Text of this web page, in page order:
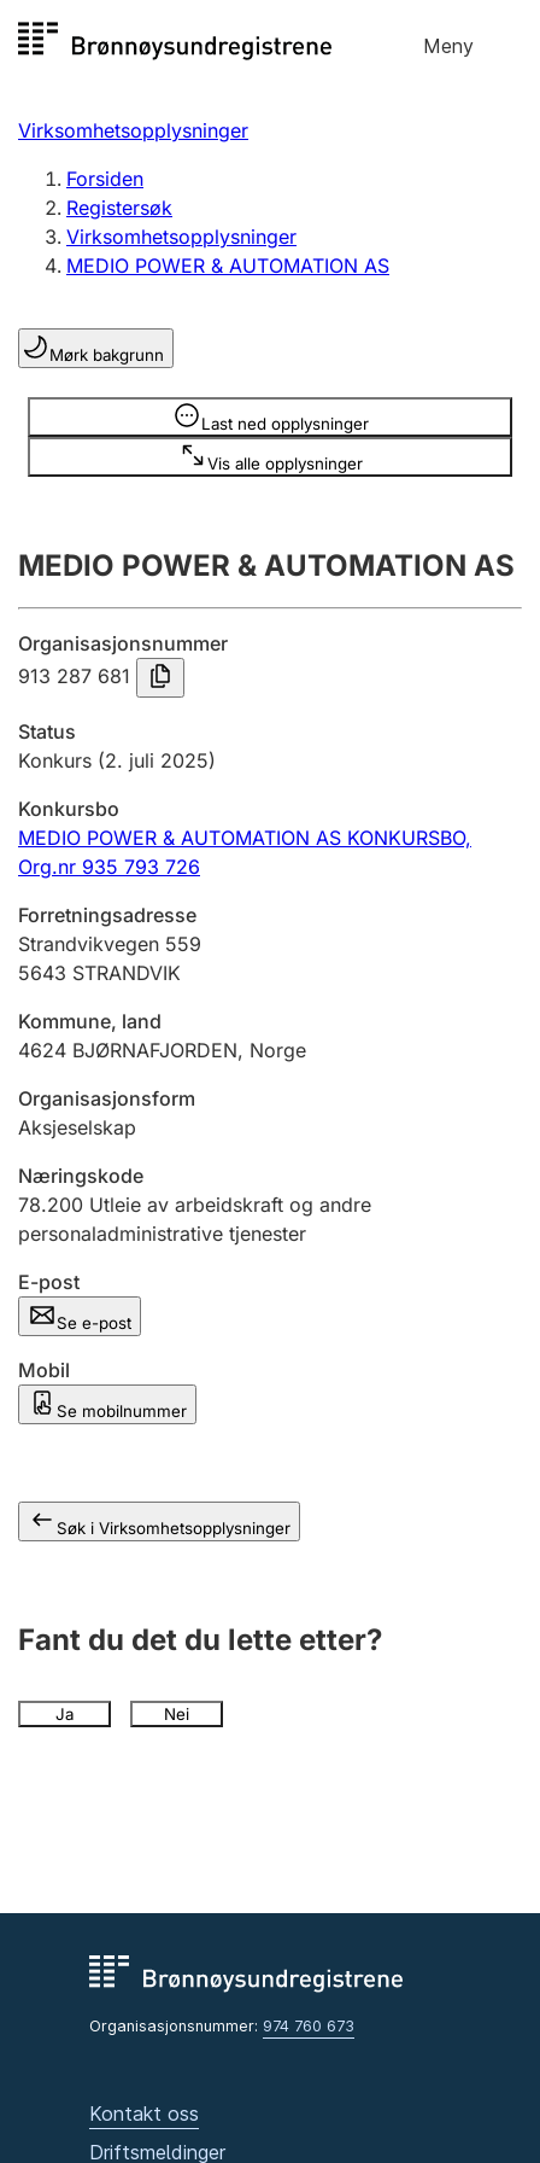
til
Meny
Registersøk
Aksjeselskap
Enkeltpersonforetak
Registrere, endre, slette
Lag og forening
Registrere, endre, slette
Årsregnskap
Innsending og forsinkelsesgebyr
Tinglysing
Betaling og jegeravgiftskort
Ektepaktveileder
Andre tema
Virksomhetsopplysninger
Forsiden
Registersøk
Virksomhetsopplysninger
MEDIO POWER & AUTOMATION AS
Mørk bakgrunn
Last ned opplysninger
Vis alle opplysninger
Opplysninger er skjult
MEDIO POWER & AUTOMATION AS
Organisasjonsnummer
913 287 681
Status
Konkurs (2. juli 2025)
Konkursbo
MEDIO POWER & AUTOMATION AS KONKURSBO,
Org.nr 935 793 726
Forretningsadresse
Strandvikvegen 559
5643 STRANDVIK
Kommune, land
4624 BJØRNAFJORDEN, Norge
Organisasjonsform
Aksjeselskap
Næringskode
78.200 Utleie av arbeidskraft og andre
personaladministrative tjenester
E-post
Se e-post
Mobil
Se mobilnummer
Søk i Virksomhetsopplysninger
Fant du det du lette etter?
Ja Nei
Organisasjonsnummer: 974 760 673
Kontakt oss
Driftsmeldinger